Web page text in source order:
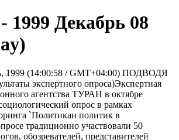
1999 Декабрь 08
1999 (14:00:58 / GMT+04:00) ПОДВОДЯ
экспертного опроса)Экспертная
агентства ТУРАН в октябре
опрос в рамках
`Политикаи политик в
традиционно участвовали 50
обозревателей, представителей